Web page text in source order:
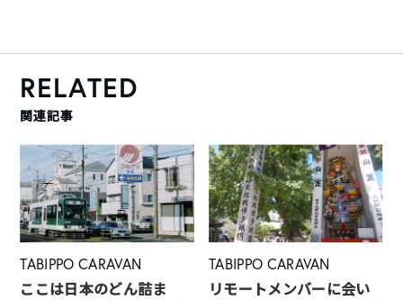
RELATED
関連記事
TABIPPO CARAVAN
ここは日本のどん詰ま
TABIPPO CARAVAN
リモートメンバーに会い